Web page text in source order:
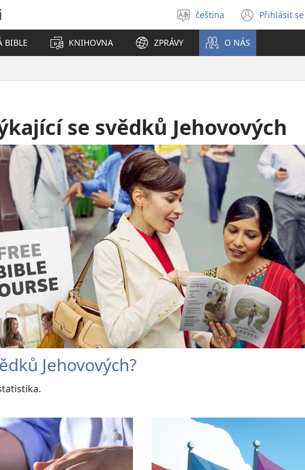
Vybrat
jazyk
čeština Přihlásit se
(otevřeno
nové
BIBLE KNIHOVNA ZPRÁVY O NÁS
se svědků Jehovových
Jehovových?